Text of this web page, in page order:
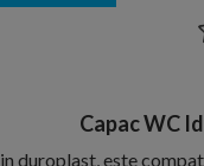
Capac WC
duroplast, este